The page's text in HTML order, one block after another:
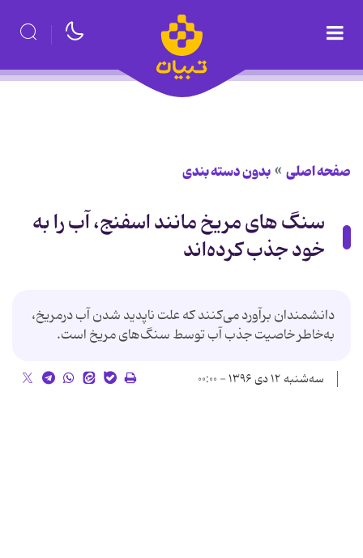
صفحه اصلی بدون دسته بندی
سنگ های مریخ مانند اسفنج، آب را به
خود جذب کرده‌اند
دانشمندان برآورد می‌کنند که علت ناپدید شدن آب درمریخ،
به‌خاطر خاصیت جذب آب توسط سنگ‌های مریخ است.
سه‌شنبه ۱۲ دی ۱۳۹۶ - ۰۰:۰۰